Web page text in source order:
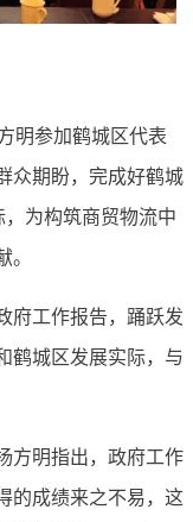
参加鹤城区代表
众期盼，完成好鹤城
，为构筑商贸物流中
工作报告，踊跃发
鹤城区发展实际，与
明指出，政府工作
的成绩来之不易，这